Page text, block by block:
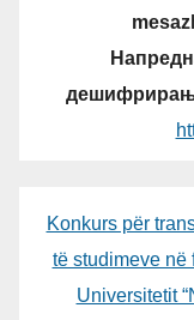
Konkurs për
të studimeve në
Universitetit